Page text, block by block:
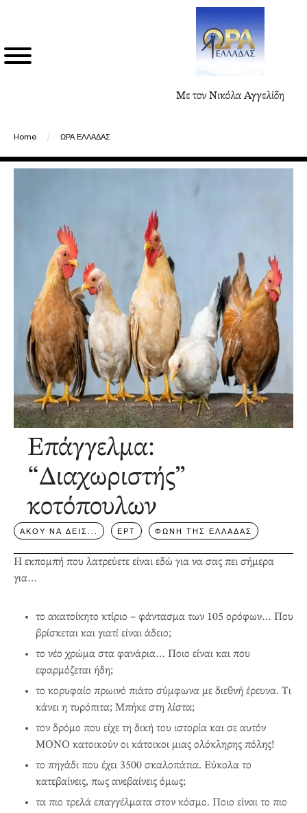
Με τον Νικόλα Αγγελίδη
Home / ΩΡΑ ΕΛΛΑΔΑΣ
Επάγγελμα:
“Διαχωριστής”
κοτόπουλων
ΑΚΟΥ ΝΑ ΔΕΙΣ... ΕΡΤ ΦΩΝΗ ΤΗΣ ΕΛΛΑΔΑΣ
Η εκπομπή που λατρεύετε είναι εδώ για να σας πει σήμερα
για…
το ακατοίκητο κτίριο – φάντασμα των 105 ορόφων… Που
βρίσκεται και γιατί είναι άδειο;
το νέο χρώμα στα φανάρια… Ποιο είναι και που
εφαρμόζεται ήδη;
το κορυφαίο πρωινό πιάτο σύμφωνα με διεθνή έρευνα. Τι
κάνει η τυρόπιτα; Μπήκε στη λίστα;
τον δρόμο που είχε τη δική του ιστορία και σε αυτόν
ΜΟΝΟ κατοικούν οι κάτοικοι μιας ολόκληρης πόλης!
το πηγάδι που έχει 3500 σκαλοπάτια. Εύκολα το
κατεβαίνεις, πως ανεβαίνεις όμως;
τα πιο τρελά επαγγέλματα στον κόσμο. Ποιο είναι το πιο